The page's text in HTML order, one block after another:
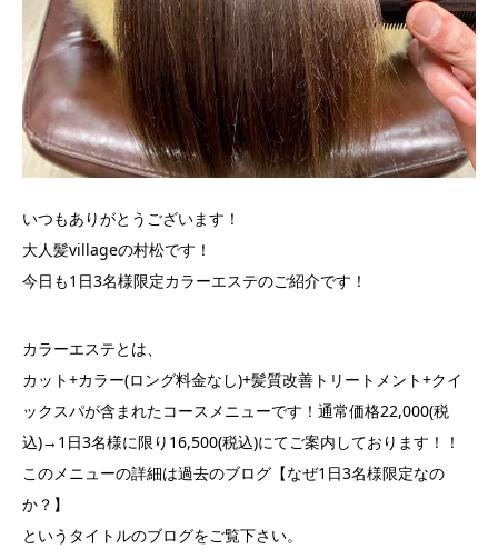
いつもありがとうございます！
大人髪villageの村松です！
今日も1日3名様限定カラーエステのご紹介です！
カラーエステとは、
カット+カラー(ロング料金なし)+髪質改善トリートメント+クイ
ックスパが含まれたコースメニューです！通常価格22,000(税
込)→1日3名様に限り16,500(税込)にてご案内しております！！
このメニューの詳細は過去のブログ【なぜ1日3名様限定なの
か？】
というタイトルのブログをご覧下さい。